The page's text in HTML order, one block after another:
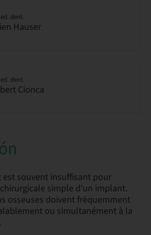
dent.
Hauser
dent.
Cionca
est souvent insuffisant pour
simple d'un implant.
osseuses doivent fréquemment
ou simultanément à la